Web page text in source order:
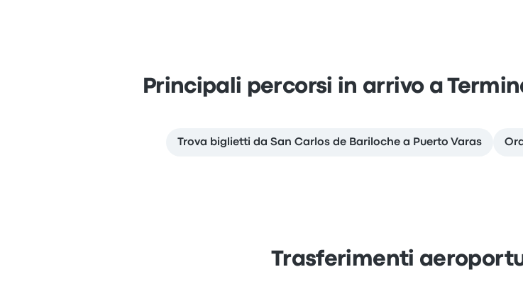
Principali percorsi in arrivo a
Trova biglietti da San Carlos de Bariloche a Puerto Varas
Trasferimenti